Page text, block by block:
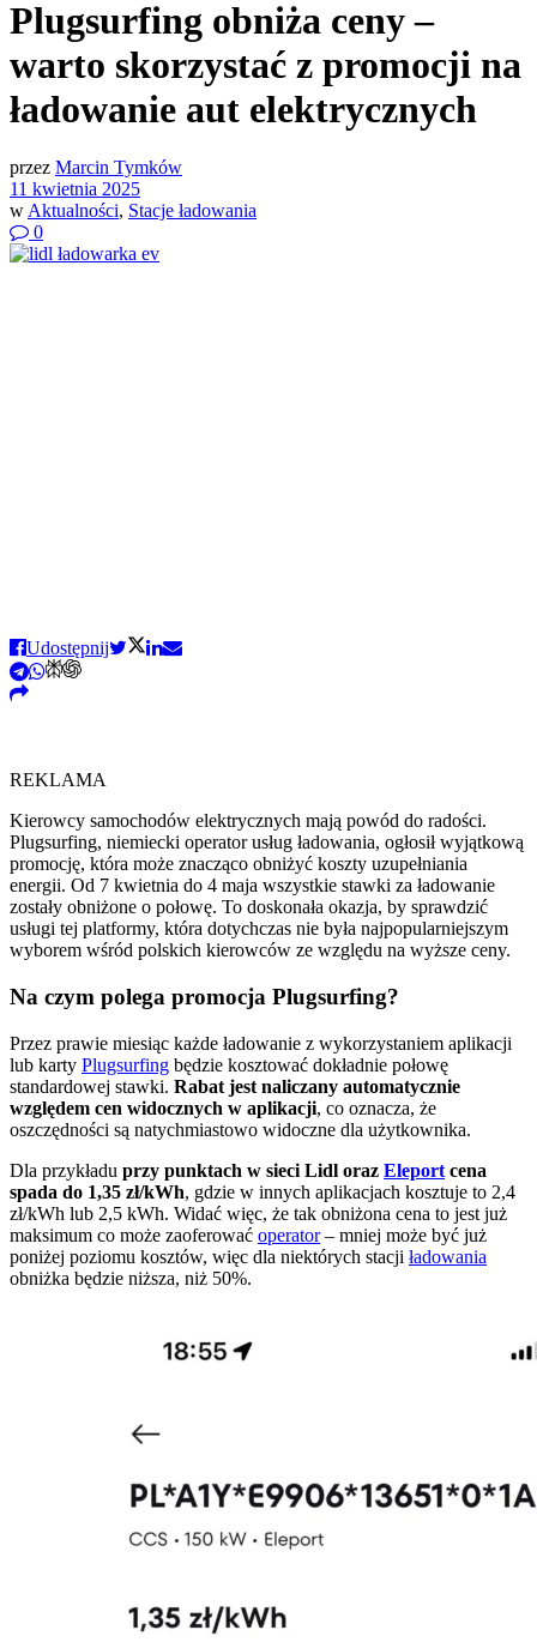
Plugsurfing obniża ceny –
warto skorzystać z promocji na
ładowanie aut elektrycznych
przez Marcin Tymków
11 kwietnia 2025
w Aktualności, Stacje ładowania
0
Udostępnij
REKLAMA
Kierowcy samochodów elektrycznych mają powód do radości.
Plugsurfing, niemiecki operator usług ładowania, ogłosił wyjątkową
promocję, która może znacząco obniżyć koszty uzupełniania
energii. Od 7 kwietnia do 4 maja wszystkie stawki za ładowanie
zostały obniżone o połowę. To doskonała okazja, by sprawdzić
usługi tej platformy, która dotychczas nie była najpopularniejszym
wyborem wśród polskich kierowców ze względu na wyższe ceny.
Na czym polega promocja Plugsurfing?
Przez prawie miesiąc każde ładowanie z wykorzystaniem aplikacji
lub karty Plugsurfing będzie kosztować dokładnie połowę
standardowej stawki. Rabat jest naliczany automatycznie
względem cen widocznych w aplikacji, co oznacza, że
oszczędności są natychmiastowo widoczne dla użytkownika.
Dla przykładu przy punktach w sieci Lidl oraz Eleport cena
spada do 1,35 zł/kWh, gdzie w innych aplikacjach kosztuje to 2,4
zł/kWh lub 2,5 kWh. Widać więc, że tak obniżona cena to jest już
maksimum co może zaoferować operator– mniej może być już
poniżej poziomu kosztów, więc dla niektórych stacji ładowania
obniżka będzie niższa, niż 50%.